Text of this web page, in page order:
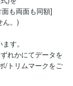
も両面も同額]
ん。)
す。
れかにてデータを
/トリムマークをご